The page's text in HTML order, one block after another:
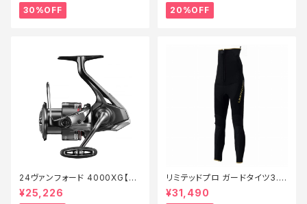
30%OFF 20%OFF
24ヴァンフォード 4000XG【継
続セール_リール】【10】
¥25,226
リミテッドプロ ガードタイツ3.0
FI−540X 黒 LB【特価装備】【2
0】
¥31,490